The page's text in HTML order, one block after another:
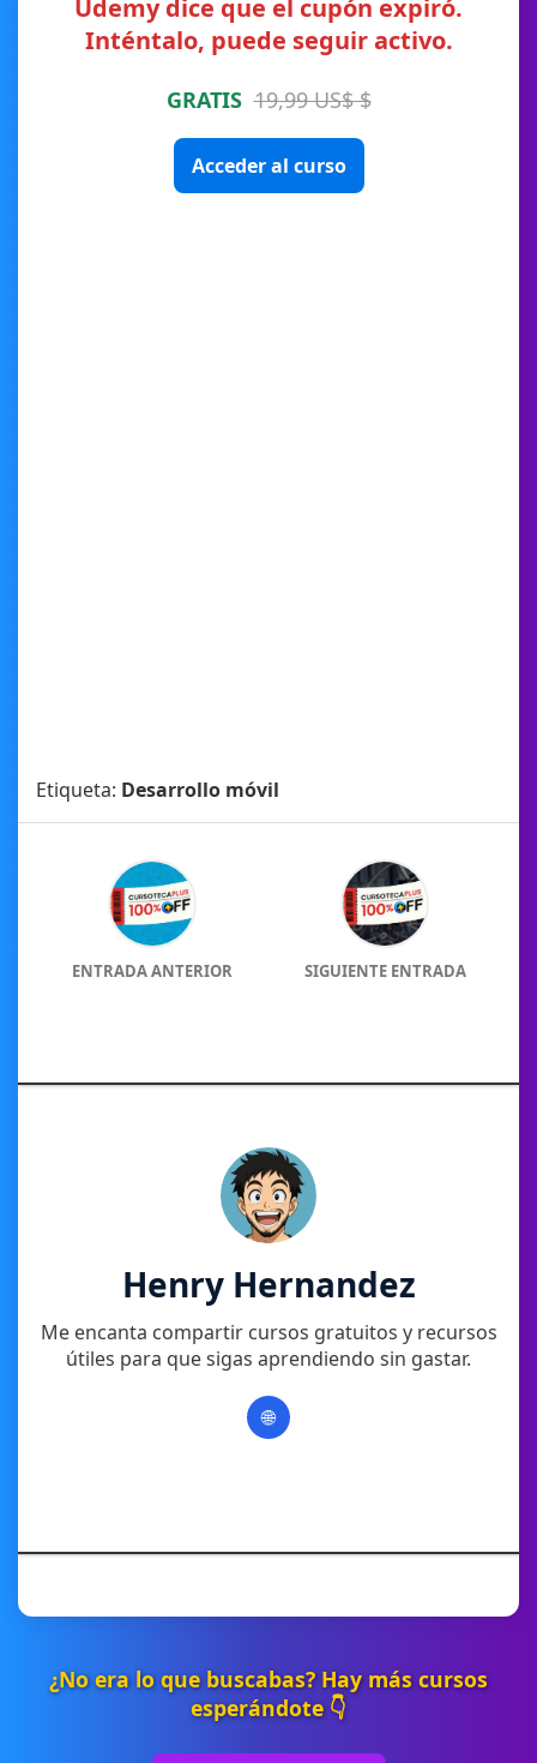
Udemy dice que el cupón expiró.
Inténtalo, puede seguir activo.
GRATIS 19,99 US$ $
Acceder al curso
Etiqueta: Desarrollo móvil
ENTRADA ANTERIOR SIGUIENTE ENTRADA
Henry Hernandez
Me encanta compartir cursos gratuitos y recursos
útiles para que sigas aprendiendo sin gastar.
🌐
¿No era lo que buscabas? Hay más cursos
esperándote 👇